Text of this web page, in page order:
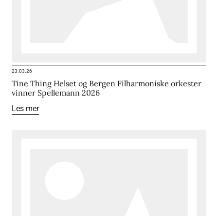
23.03.26
Tine Thing Helset og Bergen Filharmoniske orkester
vinner Spellemann 2026
Les mer